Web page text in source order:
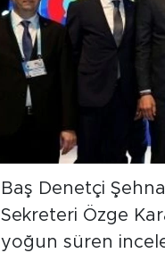
Baş Denetçi
Sekreteri Özge
yoğun süren